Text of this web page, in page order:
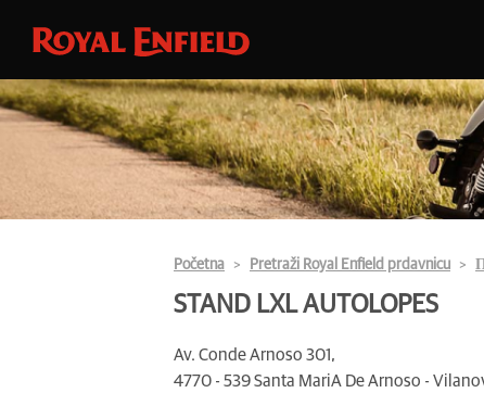
Početna Pretraži Royal Enfield prdavnicu
STAND LXL AUTOLOPES
Av. Conde Arnoso 301,
4770 - 539 Santa Mari­A De Arnoso -